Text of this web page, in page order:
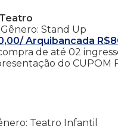
Stand Up
Arquibancada
de até 02
do CUPOM
Teatro Infantil